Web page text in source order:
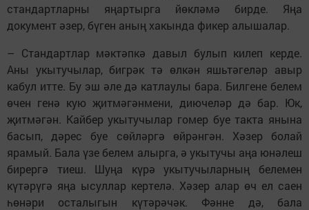
стандартларны яңар­тырга йөкләмә бирде. Яңа
документ әзер, бүген аның хакында фикер алышалар.
– Стандартлар мәктәпкә давыл булып килеп керде.
Аны укытучылар, бигрәк тә өлкән яшьтәгеләр авыр
кабул итте. Бу эш әле дә катлаулы бара. Билгене белем
өчен генә кую җит­мә­гәнмени, диючеләр дә бар. Юк,
җитмәгән. Кайбер укытучылар гомер буе такта янына
басып, дәрес буе сөйләргә өйрәнгән. Хәзер болай
ярамый. Бала үзе белем алырга, ә укытучы аңа юнәлеш
бирергә тиеш. Шуңа күрә укытучыларның белемен
күтәрүгә яңа ысуллар кертелә. Хәзер алар өч ел саен
һөнәри осталыгын күтәрәчәк. Фәнне дә, бала